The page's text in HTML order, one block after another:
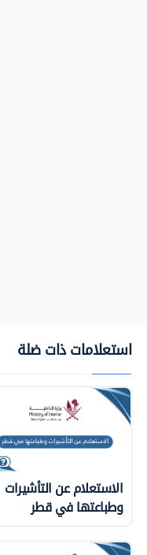
استعلامات ذات ضلة
الاستعلام عن التأشيرات
وطباعتها في قطر